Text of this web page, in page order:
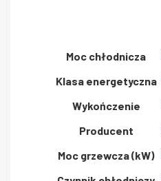
Moc chłodnicza
Klasa energetyczna
Wykończenie
Producent
Moc grzewcza (kW)